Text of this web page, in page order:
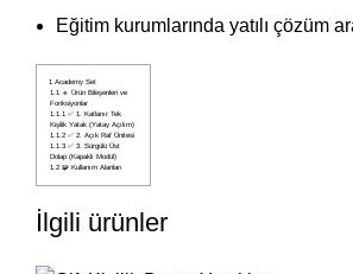
Eğitim kurumlarında yatılı çözüm
1 Academy Set
1.1 🔹 Ürün Bileşenleri ve
Fonksiyonlar
1.1.1 ✅ 1. Katlanır Tek
Kişilik Yatak (Yatay Açılım)
1.1.2 ✅ 2. Açık Raf Ünitesi
1.1.3 ✅ 3. Sürgülü Üst
Dolap (Kapaklı Modül)
1.2 🧩 Kullanım Alanları
İlgili ürünler